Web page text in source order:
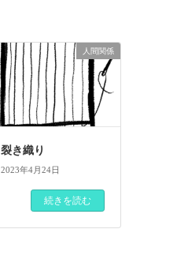
人間関係
裂き織り
2023年4月24日
続きを読む